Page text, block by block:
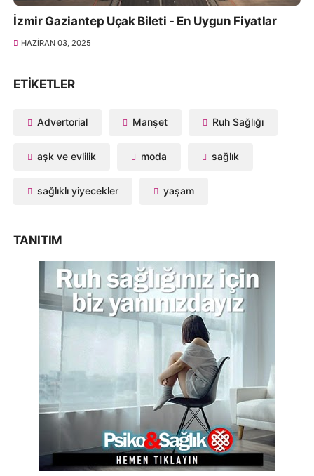
İzmir Gaziantep Uçak Bileti - En Uygun Fiyatlar
HAZIRAN 03, 2025
ETIKETLER
Advertorial Manşet Ruh Sağlığı
aşk ve evlilik moda sağlık
sağlıklı yiyecekler yaşam
TANITIM